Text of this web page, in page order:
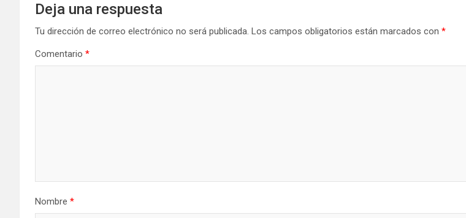
Deja una respuesta
Tu dirección de correo electrónico no será publicada. Los campos obligatorios están marcados con *
Comentario *
Nombre *